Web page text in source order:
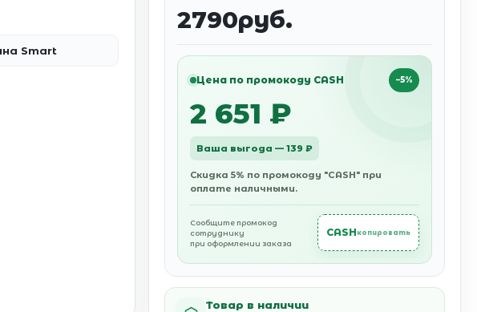
Smart
2790руб.
Цена по промокоду CASH −5%
2 651 ₽
Ваша выгода — 139 ₽
Скидка 5% по промокоду "CASH" при
оплате наличными.
Сообщите промокод
сотруднику
при оформлении заказа
CASH копировать
Товар в наличии